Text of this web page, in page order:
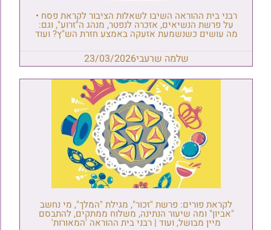
רבני בית ההוראה השיבו לשאלות הציבור לקראת פסח •
על פרשת הנשיאים, אזכרה לנפטר, מנהג ה"זרוע", וגם:
מה עושים כשנשמעת אזעקה באמצע חזרת הש"ץ? ועוד
שלמה שרעבי23/03/2026
לקראת פורים: פרשת "זכור", מגילת "המלך", מי נחשב
"אביון" ומה שיעור הנתינה, משלוח ממתקים, להתבסם
מיין מבושל, ועוד | רבני בית ההוראה 'המאורות'